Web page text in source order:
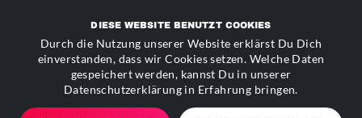
DIESE WEBSITE BENUTZT COOKIES
Durch die Nutzung unserer Website erklärst Du Dich
einverstanden, dass wir Cookies setzen. Welche Daten
gespeichert werden, kannst Du in unserer
Datenschutzerklärung in Erfahrung bringen.